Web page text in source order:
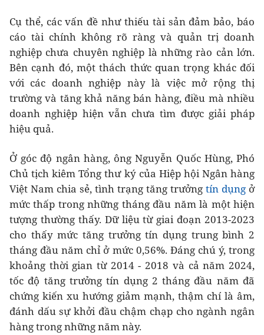
Cụ thể, các vấn đề như thiếu tài sản đảm bảo, báo
cáo tài chính không rõ ràng và quản trị doanh
nghiệp chưa chuyên nghiệp là những rào cản lớn.
Bên cạnh đó, một thách thức quan trọng khác đối
với các doanh nghiệp này là việc mở rộng thị
trường và tăng khả năng bán hàng, điều mà nhiều
doanh nghiệp hiện vẫn chưa tìm được giải pháp
hiệu quả.
Ở góc độ ngân hàng, ông Nguyễn Quốc Hùng, Phó
Chủ tịch kiêm Tổng thư ký của Hiệp hội Ngân hàng
Việt Nam chia sẻ, tình trạng tăng trưởng tín dụng ở
mức thấp trong những tháng đầu năm là một hiện
tượng thường thấy. Dữ liệu từ giai đoạn 2013-2023
cho thấy mức tăng trưởng tín dụng trung bình 2
tháng đầu năm chỉ ở mức 0,56%. Đáng chú ý, trong
khoảng thời gian từ 2014 - 2018 và cả năm 2024,
tốc độ tăng trưởng tín dụng 2 tháng đầu năm đã
chứng kiến xu hướng giảm mạnh, thậm chí là âm,
đánh dấu sự khởi đầu chậm chạp cho ngành ngân
hàng trong những năm này.